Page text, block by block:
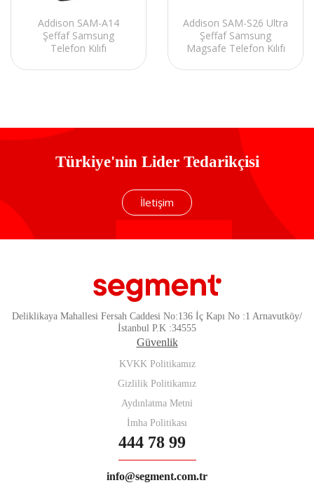
Addison SAM-A14
Şeffaf Samsung
Telefon Kılıfı
Addison SAM-S26 Ultra
Şeffaf Samsung
Magsafe Telefon Kılıfı
Türkiye'nin Lider Tedarikçisi
İletişim
Deliklikaya Mahallesi Fersah Caddesi No:136 İç Kapı No :1 Arnavutköy/
İstanbul P.K :34555
Güvenlik
KVKK Politikamız
Gizlilik Politikamız
Aydınlatma Metni
İmha Politikası
444 78 99
info@segment.com.tr